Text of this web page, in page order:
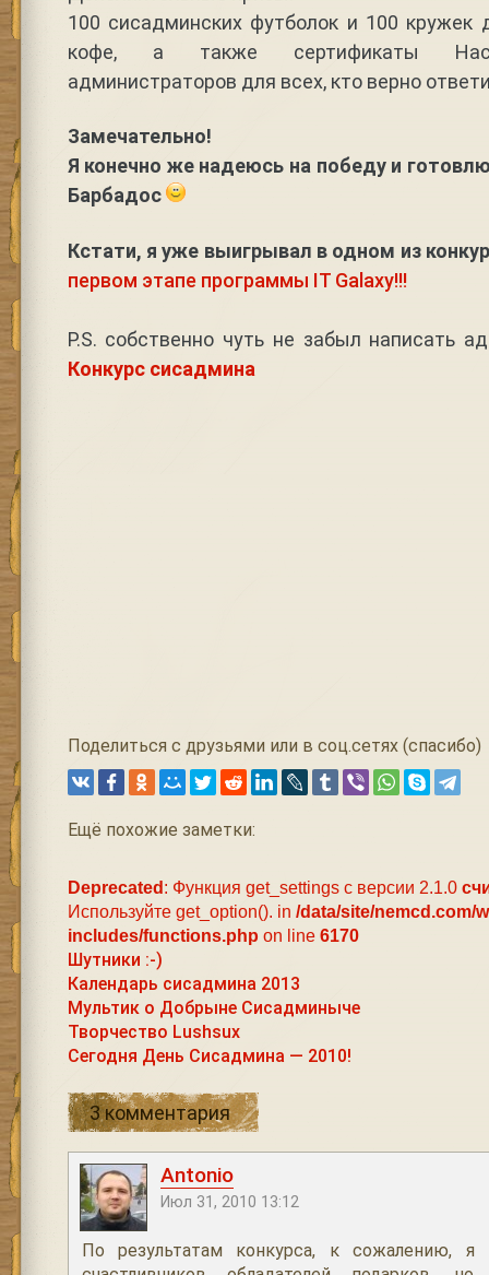
100 сисадминских футболок и 100 кружек
кофе, а также сертификаты
администраторов для всех, кто верно
Замечательно!
Я конечно же надеюсь на победу и
Барбадос
Кстати, я уже выигрывал в одном из
первом этапе программы IT Galaxy!!!
P.S. собственно чуть не забыл написать
Конкурс сисадмина
Поделиться с друзьями или в соц.сетях (спасибо)
Ещё похожие заметки:
Deprecated : Функция get_settings с версии 2.1.0
Используйте get_option(). in /data/site/nemcd.com/
includes/functions.php on line 6170
Шутники :-)
Календарь сисадмина 2013
Мультик о Добрыне Сисадминыче
Творчество Lushsux
Сегодня День Сисадмина — 2010!
3 комментария
Antonio
Июл 31, 2010 13:12
По результатам конкурса, к сожалению,